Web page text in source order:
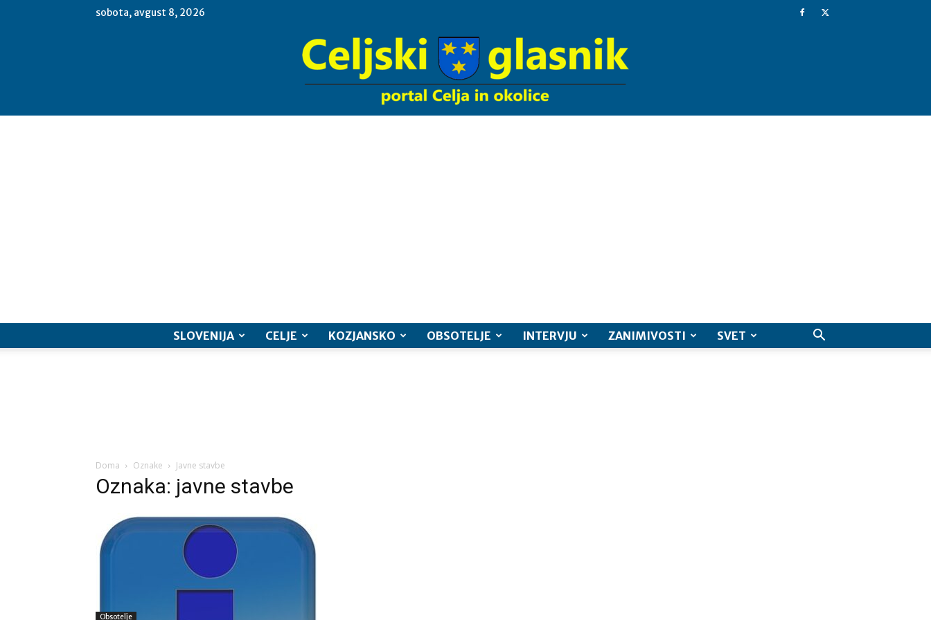
sobota, avgust 8, 2026
SLOVENIJA CELJE KOZJANSKO OBSOTELJE INTERVJU ZANIMIVOSTI SVET
Doma Oznake Javne stavbe
Oznaka: javne stavbe
Obsotelje